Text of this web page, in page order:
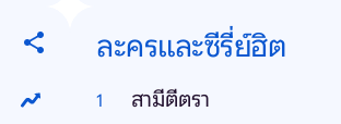
ละครและซีรี่ย์ฮิต
สามีตีตรา